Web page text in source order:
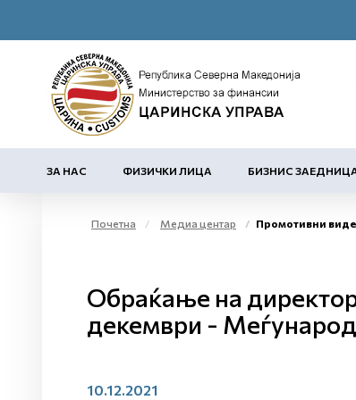
ЗА НАС ФИЗИЧКИ ЛИЦА БИЗНИС
Почетна Медиа центар Промотивни
Обраќање на
декември -
10.12.2021